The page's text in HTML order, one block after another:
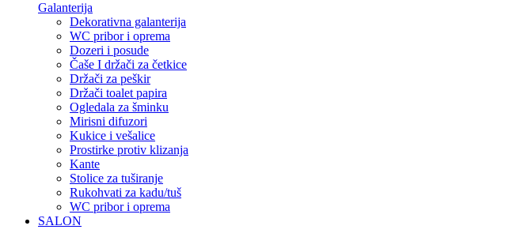
Galanterija
Dekorativna galanterija
WC pribor i oprema
Dozeri i posude
Čaše I držači za četkice
Držači za peškir
Držači toalet papira
Ogledala za šminku
Mirisni difuzori
Kukice i vešalice
Prostirke protiv klizanja
Kante
Stolice za tuširanje
Rukohvati za kadu/tuš
WC pribor i oprema
SALON